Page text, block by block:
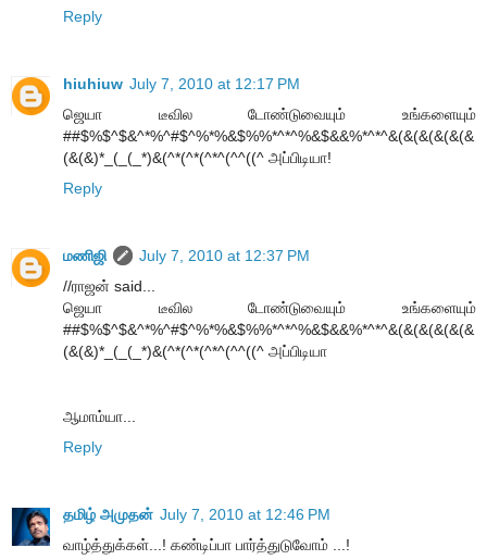
Reply
hiuhiuw July 7, 2010 at 12:17 PM
ஜெயா டீவில டோண்டுவையும் உங்களையும்
##$%$^$&^*%^#$^%*%&$%%*^*^%&$&&%*^*^&(&(&(&(&(&
(&(&)*_(_(_*)&(^*(^*(^*^(^^((^ அப்பிடியா!
Reply
மணிஜி
July 7, 2010 at 12:37 PM
//ராஜன் said...
ஜெயா டீவில டோண்டுவையும் உங்களையும்
##$%$^$&^*%^#$^%*%&$%%*^*^%&$&&%*^*^&(&(&(&(&(&
(&(&)*_(_(_*)&(^*(^*(^*^(^^((^ அப்பிடியா
ஆமாம்யா...
Reply
தமிழ் அமுதன் July 7, 2010 at 12:46 PM
வாழ்த்துக்கள்...! கண்டிப்பா பார்த்துடுவோம் ...!